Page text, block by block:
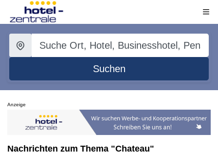
Suchen
Anzeige
Nachrichten zum Thema "Chateau"